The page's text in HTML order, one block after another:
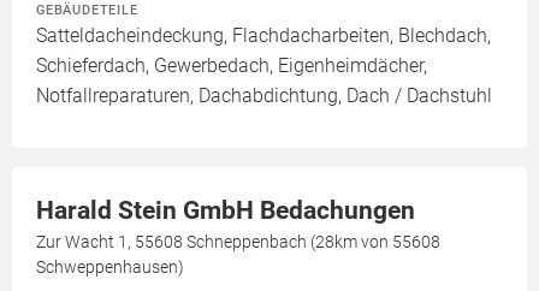
GEBÄUDETEILE
Satteldacheindeckung, Flachdacharbeiten, Blechdach,
Schieferdach, Gewerbedach, Eigenheimdächer,
Notfallreparaturen, Dachabdichtung, Dach / Dachstuhl
Harald Stein GmbH Bedachungen
Zur Wacht 1, 55608 Schneppenbach (28km von 55608
Schweppenhausen)